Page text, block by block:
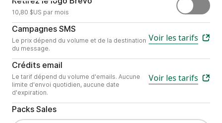
10,80 $US par mois
Campagnes SMS
Le prix dépend du volume et de la destination
du message.
Voir les tarifs
Crédits email
Le tarif dépend du volume d'emails. Aucune
limite d'envoi quotidien, aucune date
d'expiration.
Voir les tarifs
Packs Sales